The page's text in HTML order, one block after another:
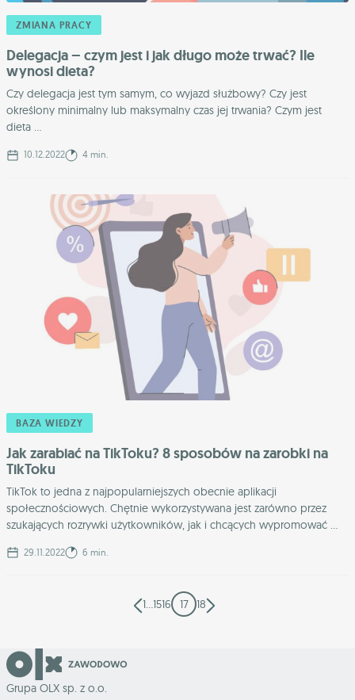
ZMIANA PRACY
Delegacja – czym jest i jak długo może trwać? Ile
wynosi dieta?
Czy delegacja jest tym samym, co wyjazd służbowy? Czy jest
określony minimalny lub maksymalny czas jej trwania? Czym jest
dieta ...
10.12.2022 4 min.
BAZA WIEDZY
Jak zarabiać na TikToku? 8 sposobów na zarobki na
TikToku
TikTok to jedna z najpopularniejszych obecnie aplikacji
społecznościowych. Chętnie wykorzystywana jest zarówno przez
szukających rozrywki użytkowników, jak i chcących wypromować ...
29.11.2022 6 min.
1…1516 17 18
Grupa OLX sp. z o.o.